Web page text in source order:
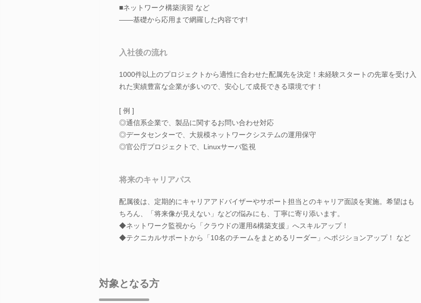
■ネットワーク構築演習 など
――基礎から応用まで網羅した内容です!
入社後の流れ
1000件以上のプロジェクトから適性に合わせた配属先を決定！未経験スタートの先輩を受け入
れた実績豊富な企業が多いので、安心して成長できる環境です！
[ 例 ]
◎通信系企業で、製品に関するお問い合わせ対応
◎データセンターで、大規模ネットワークシステムの運用保守
◎官公庁プロジェクトで、Linuxサーバ監視
将来のキャリアパス
配属後は、定期的にキャリアアドバイザーやサポート担当とのキャリア面談を実施。希望はも
ちろん、「将来像が見えない」などの悩みにも、丁寧に寄り添います。
◆ネットワーク監視から「クラウドの運用&構築支援」へスキルアップ！
◆テクニカルサポートから「10名のチームをまとめるリーダー」へポジションアップ！ など
対象となる方